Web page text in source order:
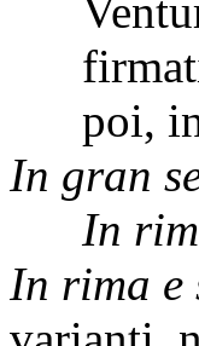
poi,
In gran
In
In rima e